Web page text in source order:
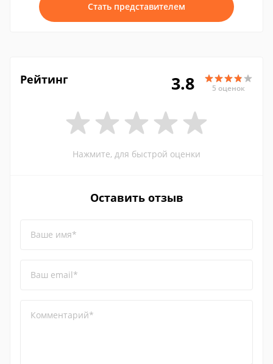
Стать представителем
Рейтинг 3.8 5 оценок
Нажмите, для быстрой оценки
Оставить отзыв
Ваше имя*
Ваш email*
Комментарий*